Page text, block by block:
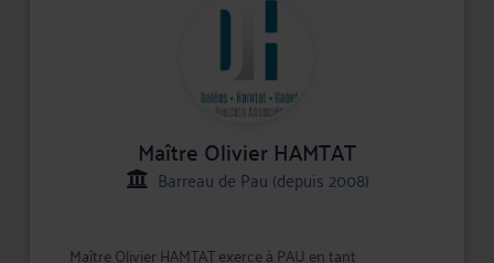
Maître Olivier HAMTAT
Barreau de Pau (depuis 2008)
Maître Olivier HAMTAT exerce à PAU en tant